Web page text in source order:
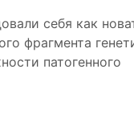
себя как
фрагмента
патогенного